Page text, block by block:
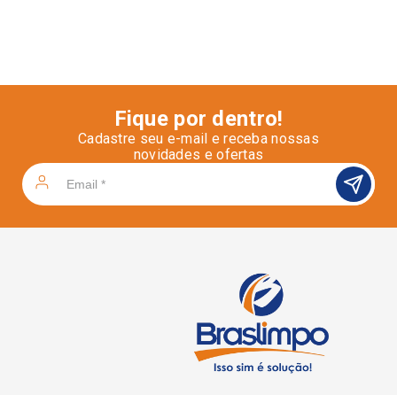
Fique por dentro!
Cadastre seu e-mail e receba nossas
novidades e ofertas